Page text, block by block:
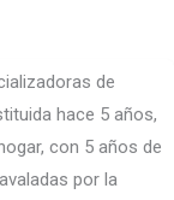
de
hace 5 años,
con 5 años de
por la